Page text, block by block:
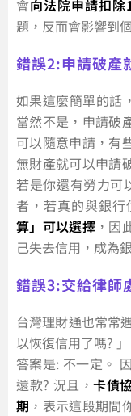
會向法院申請扣
題，反而會影響到
錯誤2:申請破產
如果這麼簡單的話
當然不是，申請破
可以隨意申請，有
無財產就可以申請
若是你還有勞力可
者，若真的與銀行
算」可以選擇 ，因
己失去信用，成為
錯誤3:交給律師
台灣理財通也常常
以恢復信用了嗎?
答案是: 不一定。
還款? 況且， 卡債
期 ，表示這段期間